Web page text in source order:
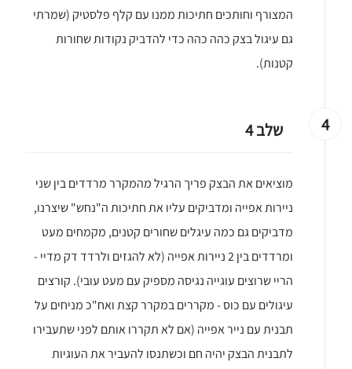
אותי באינסטגרם
הכנתם מתכון שלי? חפשו "Shahar_Hen_Hayokra" באינסטגרם עקבו אחריי עוד היום ותעלו את המתכון שהכנתם לסטורי ואני
המצורף וחותכים חתיכות ממנו עם קלף פלסטיק (שמרתי
גם עיגול בצק כהה כהה כדי להדביק נקודות שחורות
קטנות).
4 שלב 4
מוציאים את הבצק פריך הרגיל מהמקרר מרדדים בין שני
ניירות אפייה ומדביקים עליו את חתיכות ה"נחש" שיצרנו,
מדביקים גם כמה עיגלים שחורים קטנים, מקמחים מעט
ומרדדים בין 2 ניירות אפייה (לא להגזים ולרדד דק מדיי -
הריי שרוצים עוגייה נגיסה מספיק עם מעט עובי). קורצים
עיגולים עם כוס - מקררים במקרר קצת ואח"כ מניחים על
תבנית עם נייר אפייה (אם לא תקררו אותם לפני שתעבירו
לתבנית הבצק יהיה חם וכשתנסו להעביר את העוגיות